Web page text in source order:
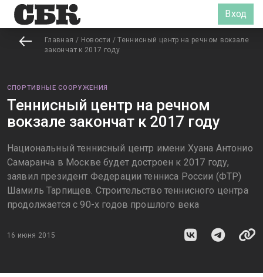
Вход
Главная / Новости / Теннисный центр на речном вокзале
закончат к 2017 году
СПОРТИВНЫЕ СООРУЖЕНИЯ
Теннисный центр на речном
вокзале закончат к 2017 году
Национальный теннисный центр имени Хуана Антонио
Самаранча в Москве будет достроен к 2017 году,
заявил президент Федерации тенниса России (ФТР)
Шамиль Тарпищев. Строительство теннисного центра
продолжается с 90-х годов прошлого века
16 июня 2015